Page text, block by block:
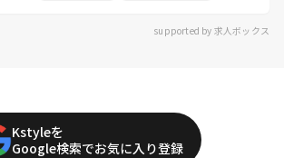
supported by 求人ボックス
Kstyleを
Google検索でお気に入り登録